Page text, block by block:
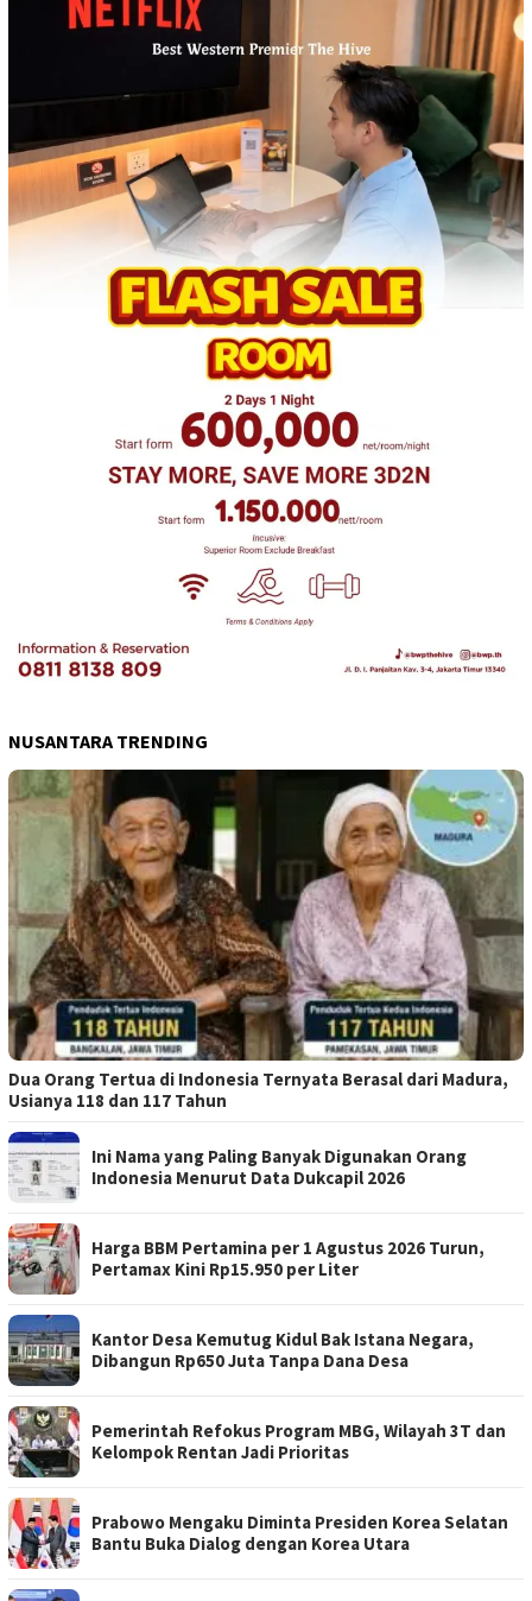
NUSANTARA TRENDING
Dua Orang Tertua di Indonesia Ternyata Berasal dari Madura,
Usianya 118 dan 117 Tahun
Ini Nama yang Paling Banyak Digunakan Orang
Indonesia Menurut Data Dukcapil 2026
Harga BBM Pertamina per 1 Agustus 2026 Turun,
Pertamax Kini Rp15.950 per Liter
Kantor Desa Kemutug Kidul Bak Istana Negara,
Dibangun Rp650 Juta Tanpa Dana Desa
Pemerintah Refokus Program MBG, Wilayah 3T dan
Kelompok Rentan Jadi Prioritas
Prabowo Mengaku Diminta Presiden Korea Selatan
Bantu Buka Dialog dengan Korea Utara